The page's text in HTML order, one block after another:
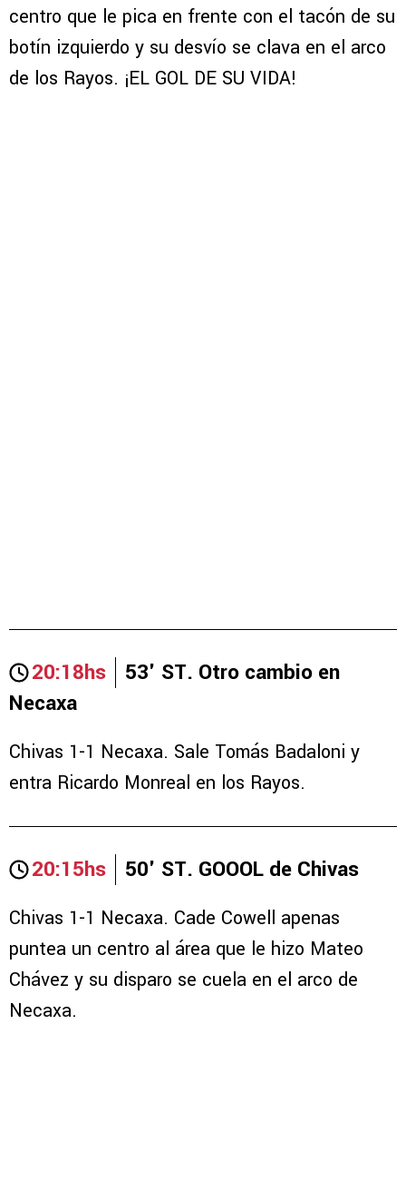
centro que le pica en frente con el tacón de su
botín izquierdo y su desvío se clava en el arco
de los Rayos. ¡EL GOL DE SU VIDA!
20:18hs
53' ST. Otro cambio en
Necaxa
Chivas 1-1 Necaxa. Sale Tomás Badaloni y
entra Ricardo Monreal en los Rayos.
20:15hs 50' ST. GOOOL de Chivas
Chivas 1-1 Necaxa. Cade Cowell apenas
puntea un centro al área que le hizo Mateo
Chávez y su disparo se cuela en el arco de
Necaxa.